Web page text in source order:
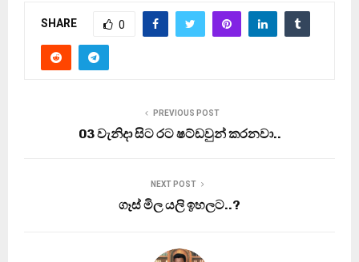
SHARE 0
PREVIOUS POST
03 වැනිදා සිට රට ෂට්ඩවුන් කරනවා..
NEXT POST
ගෑස් මිල යලි ඉහලට..?